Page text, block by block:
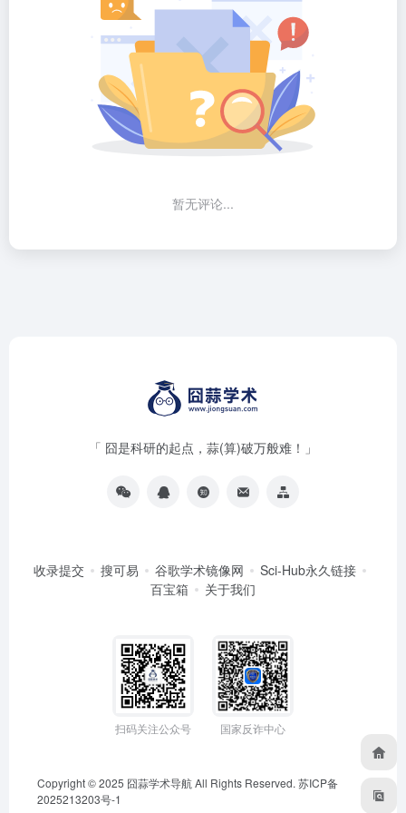
暂无评论...
「 囧是科研的起点，蒜(算)破万般难！」
收录提交 搜可易 谷歌学术镜像网
Sci-Hub永久链接
百宝箱
关于我们
扫码关注公众号 国家反诈中心
Copyright © 2025 囧蒜学术导航All Rights Reserved. 苏ICP备
2025213203号-1